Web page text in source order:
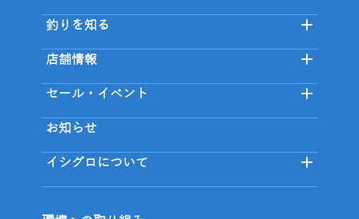
釣りを知る
店舗情報
セール・イベント
お知らせ
イシグロについて